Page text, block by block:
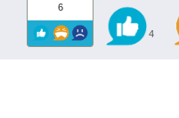
6
4